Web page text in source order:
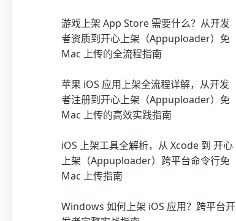
游戏上架 App Store 需要什么？从开发
者资质到开心上架（Appuploader）免
Mac 上传的全流程指南
苹果 iOS 应用上架全流程详解，从开发
者注册到开心上架（Appuploader）免
Mac 上传的高效实践指南
iOS 上架工具全解析，从 Xcode 到 开心
上架（Appuploader）跨平台命令行免
Mac 上传指南
Windows 如何上架 iOS 应用？跨平台开